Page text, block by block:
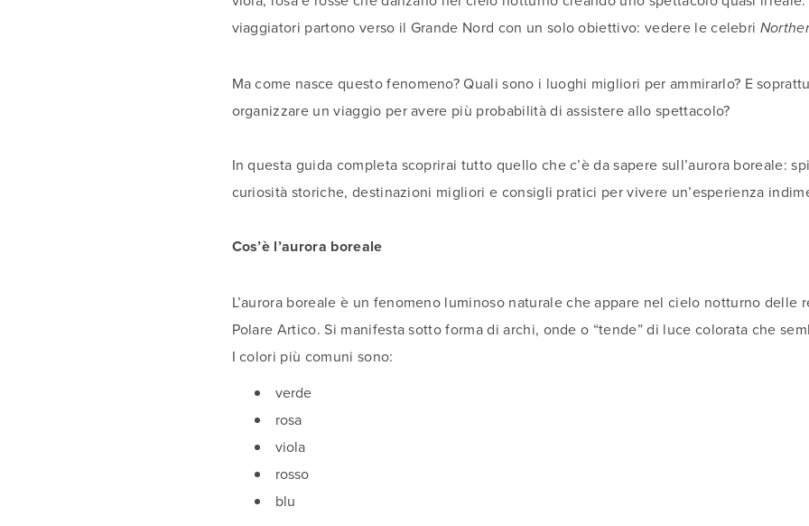
viaggiatori partono verso il Grande Nord con un solo obiettivo: vedere le celebri
Ma come nasce questo fenomeno? Quali sono i luoghi migliori per ammirarlo? E
organizzare un viaggio per avere più probabilità di assistere allo spettacolo?
In questa guida completa scoprirai tutto quello che c’è da sapere sull’aurora boreale:
curiosità storiche, destinazioni migliori e consigli pratici per vivere un’esperienza
Cos’è l’aurora boreale
L’aurora boreale è un fenomeno luminoso naturale che appare nel cielo notturno delle
Polare Artico. Si manifesta sotto forma di archi, onde o “tende” di luce colorata che
I colori più comuni sono:
verde
rosa
viola
rosso
blu